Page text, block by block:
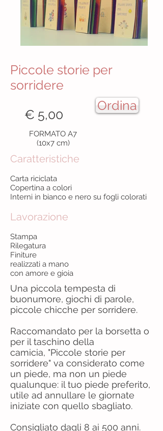
Piccole storie per
sorridere
€ 5,00
FORMATO A7
(10x7 cm)
Ordina
Caratteristiche
Carta riciclata
Copertina a colori
Interni in bianco e nero su fogli colorati
Lavorazione
Stampa
Rilegatura
Finiture
realizzati a mano
con amore e gioia
Una piccola tempesta di
buonumore, giochi di parole,
piccole chicche per sorridere.
Raccomandato per la borsetta o
per il taschino della
camicia, "Piccole storie per
sorridere" va considerato come
un piede, ma non un piede
qualunque: il tuo piede preferito,
utile ad annullare le giornate
iniziate con quello sbagliato.
Consigliato dagli 8 ai 500 anni.